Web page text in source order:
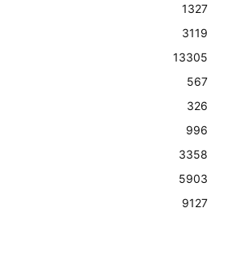
1327
3119
13305
567
326
996
3358
5903
9127